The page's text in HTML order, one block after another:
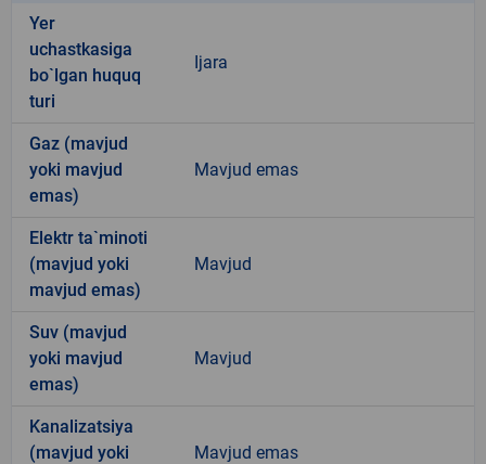
Yer
uchastkasiga
bo`lgan huquq
turi
Ijara
Gaz (mavjud
yoki mavjud
emas)
Mavjud emas
Elektr ta`minoti
(mavjud yoki
mavjud emas)
Mavjud
Suv (mavjud
yoki mavjud
emas)
Mavjud
Kanalizatsiya
(mavjud yoki
Mavjud emas